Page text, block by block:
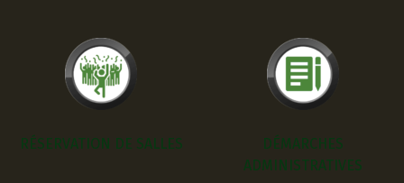
RÉSERVATION DE SALLES
DÉMARCHES
ADMINISTRATIVES